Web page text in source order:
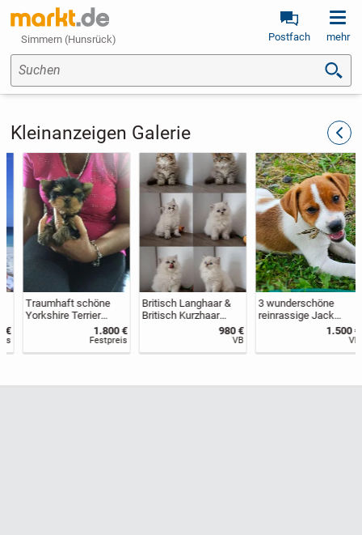
Simmern (Hunsrück) Postfach mehr
Suchen
Kleinanzeigen Galerie
Traumhaft schöne
Yorkshire Terrier
1.800 €
Festpreis
Britisch Langhaar &
Britisch Kurzhaar
980 €
3 wunderschöne
reinrassige Jack
1.500 €